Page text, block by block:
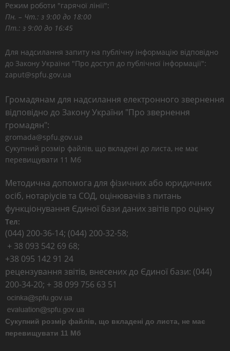
Режим роботи "гарячої лінії":
Пн. – Чт.: з 9:00 до 18:00
Пт.: з 9:00 до 16:45
Для надсилання запиту на публічну інформацію відповідно
до Закону України "Про доступ до публічної інформації":
zaput@spfu.gov.ua
Громадянам для надсилання електронного звернення
відповідно до Закону України "Про звернення
громадян":
gromada@spfu.gov.ua
Сукупний розмір файлів, що вкладені до листа, не має
перевищувати 11 Мб
Методична допомога для фізичних або юридичних
осіб, нотаріусів та СОД, оцінювачів з питань
функціонування Єдиної бази даних звітів про оцінку
Тел:
(044) 200-36-14; (044) 200-32-58;
+ 38 093 542 69 68;
+38 095 142 91 24
рецензування звітів, внесених до Єдиної бази: (044)
200-34-20; + 38 099 756 63 51
Сукупний розмір файлів, що вкладені до листа, не має
перевищувати 11 Мб